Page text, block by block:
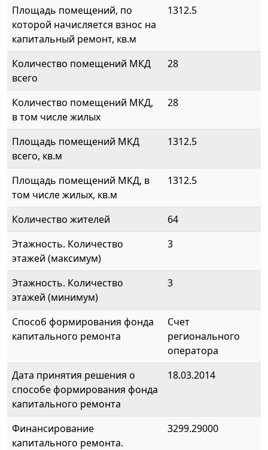
Площадь помещений, по
которой начисляется взнос на
капитальный ремонт, кв.м
1312.5
Количество помещений МКД
всего
28
Количество помещений МКД,
в том числе жилых
28
Площадь помещений МКД
всего, кв.м
1312.5
Площадь помещений МКД, в
том числе жилых, кв.м
1312.5
Количество жителей
64
Этажность. Количество
этажей (максимум)
3
Этажность. Количество
этажей (минимум)
3
Способ формирования фонда
капитального ремонта
Счет
регионального
оператора
Дата принятия решения о
способе формирования фонда
капитального ремонта
18.03.2014
Финансирование
капитального ремонта.
3299.29000